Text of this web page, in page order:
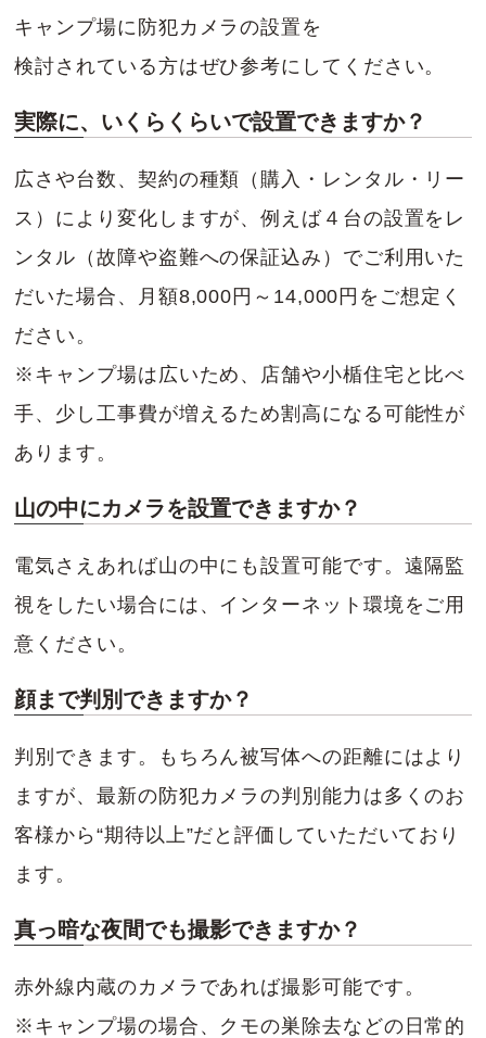
キャンプ場に防犯カメラの設置を
検討されている方はぜひ参考にしてください。
実際に、いくらくらいで設置できますか？
広さや台数、契約の種類（購入・レンタル・リー
ス）により変化しますが、例えば４台の設置をレ
ンタル（故障や盗難への保証込み）でご利用いた
だいた場合、月額8,000円～14,000円をご想定く
ださい。
※キャンプ場は広いため、店舗や小楯住宅と比べ
手、少し工事費が増えるため割高になる可能性が
あります。
山の中にカメラを設置できますか？
電気さえあれば山の中にも設置可能です。遠隔監
視をしたい場合には、インターネット環境をご用
意ください。
顔まで判別できますか？
判別できます。もちろん被写体への距離にはより
ますが、最新の防犯カメラの判別能力は多くのお
客様から“期待以上”だと評価していただいており
ます。
真っ暗な夜間でも撮影できますか？
赤外線内蔵のカメラであれば撮影可能です。
※キャンプ場の場合、クモの巣除去などの日常的